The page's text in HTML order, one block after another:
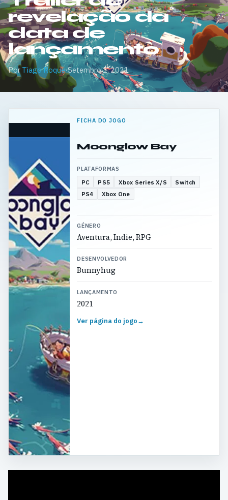
revelação da
data de
lançamento
Por Tiago Roque·Setembro 1, 2021
FICHA DO JOGO
Moonglow Bay
PLATAFORMAS
PC PS5 Xbox Series X/S
Switch
PS4
Xbox One
GÉNERO
Aventura, Indie, RPG
DESENVOLVEDOR
Bunnyhug
LANÇAMENTO
2021
Ver página do jogo→